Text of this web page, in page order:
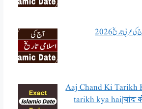
Aaj Chand Ki Tarikh
tarikh kya hai|चांद